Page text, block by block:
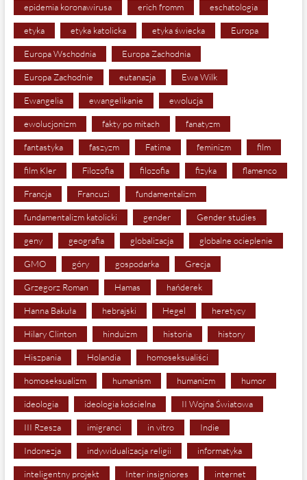
epidemia koronawirusa erich fromm eschatologia
etyka etyka katolicka etyka świecka Europa
Europa Wschodnia Europa Zachodnia
Europa Zachodnie eutanazja Ewa Wilk
Ewangelia ewangelikanie ewolucja
ewolucjonizm fakty po mitach fanatyzm
fantastyka faszyzm Fatima feminizm film
film Kler Filozofia filozofia fizyka flamenco
Francja Francuzi fundamentalizm
fundamentalizm katolicki gender Gender studies
geny geografia globalizacja globalne ocieplenie
GMO góry gospodarka Grecja
Grzegorz Roman Hamas hańderek
Hanna Bakuła hebrajski Hegel heretycy
Hilary Clinton hinduizm historia history
Hiszpania Holandia homoseksualiści
homoseksualizm humanism humanizm humor
ideologia ideologia kościelna II Wojna Światowa
III Rzesza imigranci in vitro Indie
Indonezja indywidualizacja religii informatyka
inteligentny projekt Inter insigniores internet